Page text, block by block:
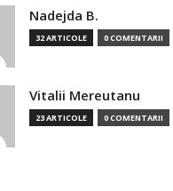
Nadejda B.
32 ARTICOLE 0 COMENTARII
Vitalii Mereutanu
23 ARTICOLE 0 COMENTARII